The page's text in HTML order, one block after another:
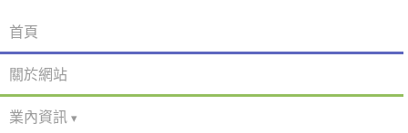
首頁
關於網站
業內資訊